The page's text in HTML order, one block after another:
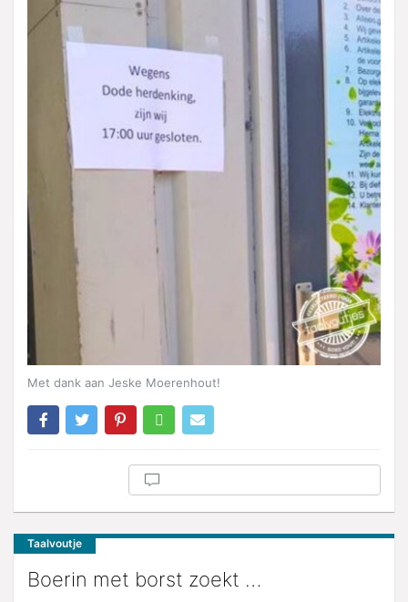
Met dank aan Jeske Moerenhout!
Taalvoutje
Boerin met borst zoekt …